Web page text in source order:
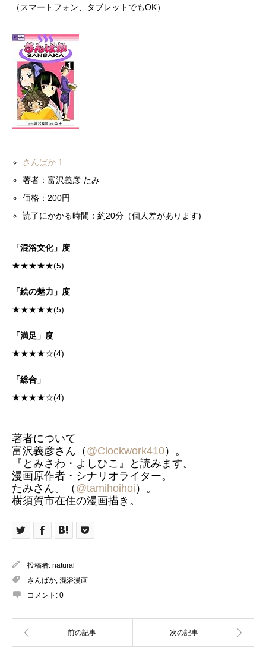
（スマートフォン、タブレットでもOK）
さんばか 1
著者：富沢義彦 たみ
価格：200円
読了にかかる時間：約20分（個人差があります)
「混浴文化」度
★★★★★(5)
「絵の魅力」度
★★★★★(5)
「満足」度
★★★★☆(4)
「総合」
★★★★☆(4)
著者について
富沢義彦さん（ @Clockwork410）。
『とみさわ・よしひこ』と読みます。
漫画原作者・シナリオライター。
たみさん。（ @tamihoihoi ）。
横須賀市在住の漫画描き。
投稿者: natural
さんばか 混浴漫画
コメント: 0